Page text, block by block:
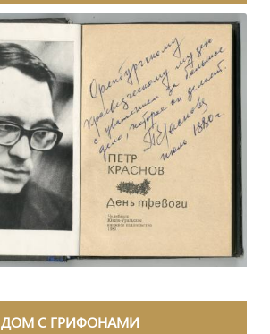
ДОМ С ГРИФОНАМИ